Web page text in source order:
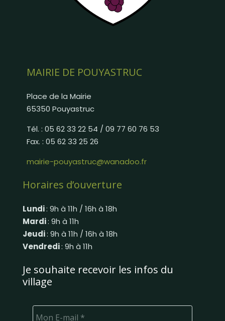
MAIRIE DE POUYASTRUC
Place de la Mairie
65350 Pouyastruc
Tél. : 05 62 33 22 54 / 09 77 60 76 53
Fax. : 05 62 33 25 26
mairie-pouyastruc@wanadoo.fr
Horaires d’ouverture
Lundi: 9h à 11h / 16h à 18h
Mardi: 9h à 11h
Jeudi: 9h à 11h / 16h à 18h
Vendredi: 9h à 11h
Je souhaite recevoir les infos du
village